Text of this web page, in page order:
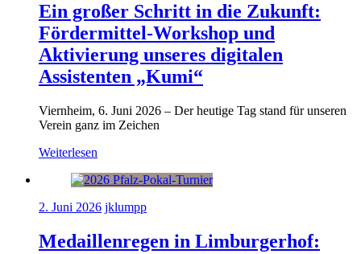
Ein großer Schritt in die Zukunft:
Fördermittel-Workshop und
Aktivierung unseres digitalen
Assistenten „Kumi“
Viernheim, 6. Juni 2026 – Der heutige Tag stand für unseren
Verein ganz im Zeichen
Weiterlesen
2. Juni 2026 jklumpp
Medaillenregen in Limburgerhof: